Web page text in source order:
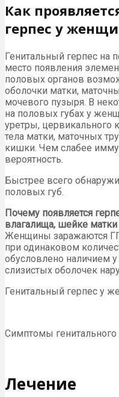
Как
герпес у
Генитальный герпес на
место появления
половых органов
оболочки матки,
мочевого пузыря. В
на половых губах у
уретры, цервикального
тела матки, маточных
кишки. Чем слабее
вероятность.
Быстрее всего
половых губ.
Почему появляется
влагалища, шейке
Женщины заражаются
при одинаковом
обусловлено наличием
слизистых оболочек
Генитальный герпес у
Симптомы
Лечение